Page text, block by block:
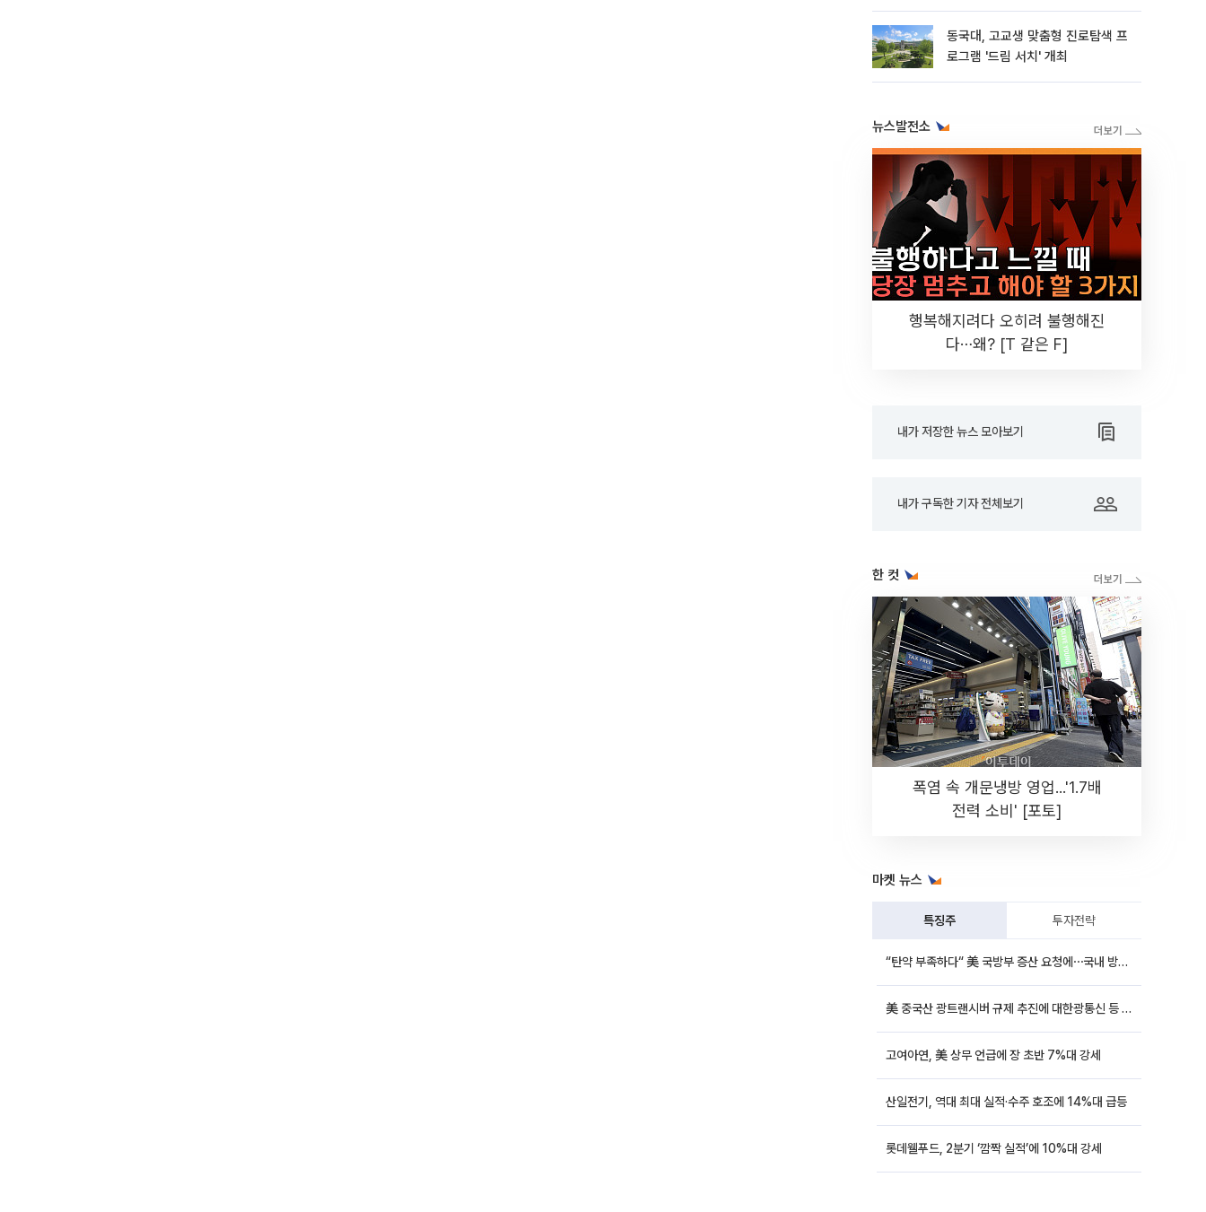
동국대, 고교생 맞춤형 진로탐색 프
로그램 '드림 서치' 개최
뉴스발전소
행복해지려다 오히려 불행해진
다⋯왜? [T 같은 F]
내가 저장한 뉴스 모아보기
내가 구독한 기자 전체보기
한 컷
폭염 속 개문냉방 영업...'1.7배
전력 소비' [포토]
마켓 뉴스
특징주 투자전략
“탄약 부족하다“ 美 국방부 증산 요청에⋯국내 방산주 급등세
美 중국산 광트랜시버 규제 추진에 대한광통신 등 광통신株 강세
고여아연, 美 상무 언급에 장 초반 7%대 강세
산일전기, 역대 최대 실적·수주 호조에 14%대 급등
롯데웰푸드, 2분기 ‘깜짝 실적’에 10%대 강세